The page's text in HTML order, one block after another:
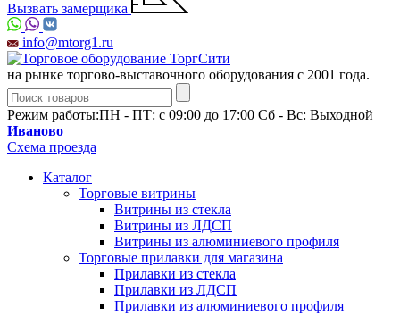
Вызвать замерщика
info@mtorg1.ru
на рынке торгово-выставочного оборудования с 2001 года.
Режим работы:ПН - ПТ: с 09:00 до 17:00 Сб - Вс: Выходной
Иваново
Схема проезда
Каталог
Торговые витрины
Витрины из cтекла
Витрины из ЛДСП
Витрины из алюминиевого профиля
Торговые прилавки для магазина
Прилавки из стекла
Прилавки из ЛДСП
Прилавки из алюминиевого профиля